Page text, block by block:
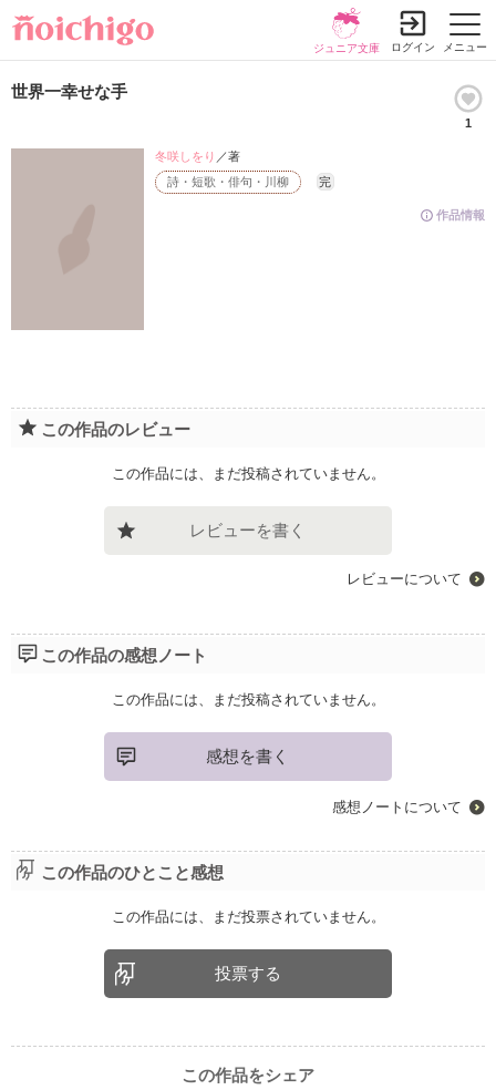
メニュー
ジュニア文庫 ログイン
世界一幸せな手
1
作品情報
詩・短歌・俳句・川柳 完
冬咲しをり ／著
この作品のレビュー
この作品には、まだ投稿されていません。
レビューを書く
レビューについて
この作品の感想ノート
この作品には、まだ投稿されていません。
感想を書く
感想ノートについて
この作品のひとこと感想
この作品には、まだ投票されていません。
投票する
この作品をシェア